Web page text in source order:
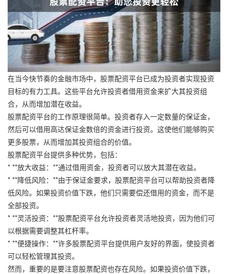
在当今快节奏的金融市场中，股票配资平台已成为投资者实现投资
目标的有力工具。这些平台允许投资者借用资金来扩大其投资组
合，从而增加潜在收益。
股票配资平台的工作原理很简单。投资者存入一定数量的保证金，
然后可以借用高达保证金数倍的资金进行投资。这使他们能够购买
更多股票，从而增加其投资组合的价值。
股票配资平台提供多种优势，包括：
* **放大收益：**通过借用资金，投资者可以放大其潜在收益。
* **降低风险：**由于保证金要求，股票配资平台可以帮助投资者降
低风险。如果投资价值下跌，他们只需要偿还借用的资金，而不是
全部投资。
* **灵活投资：**股票配资平台允许投资者灵活地投资，因为他们可
以根据需要调整其杠杆率。
* **便捷操作：**许多股票配资平台提供用户友好的界面，使投资者
可以轻松管理其投资。
然而，重要的是要注意股票配资也存在风险。如果投资价值下跌，